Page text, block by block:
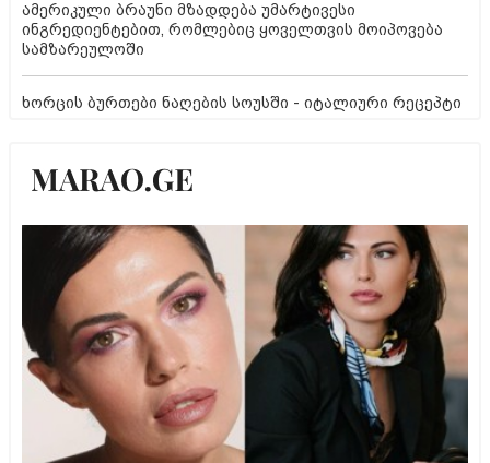
ამერიკული ბრაუნი მზადდება უმარტივესი
ინგრედიენტებით, რომლებიც ყოველთვის მოიპოვება
სამზარეულოში
ხორცის ბურთები ნაღების სოუსში - იტალიური რეცეპტი